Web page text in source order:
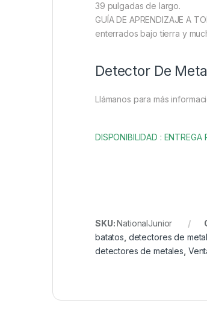
39 pulgadas de largo.
GUÍA DE APRENDIZAJE A
enterrados bajo tierra y
Detector De
Llámanos para más
DISPONIBILIDAD :
SKU:NationalJunior
batatos detectores de
detectores de metales